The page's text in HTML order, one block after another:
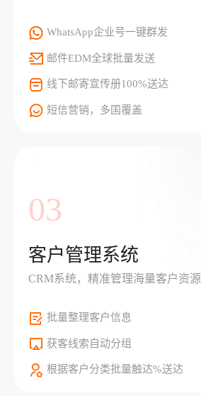
WhatsApp企业号一键群发
邮件EDM全球批量发送
线下邮寄宣传册100%送达
短信营销，多国覆盖
03
客户管理系统
CRM系统，精准管理海量客户资源
批量整理客户信息
获客线索自动分组
根据客户分类批量触达%送达